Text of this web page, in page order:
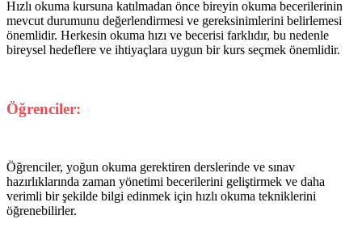
Hızlı okuma kursuna katılmadan önce bireyin okuma becerilerinin
mevcut durumunu değerlendirmesi ve gereksinimlerini belirlemesi
önemlidir. Herkesin okuma hızı ve becerisi farklıdır, bu nedenle
bireysel hedeflere ve ihtiyaçlara uygun bir kurs seçmek önemlidir.
Öğrenciler:
Öğrenciler, yoğun okuma gerektiren derslerinde ve sınav
hazırlıklarında zaman yönetimi becerilerini geliştirmek ve daha
verimli bir şekilde bilgi edinmek için hızlı okuma tekniklerini
öğrenebilirler.